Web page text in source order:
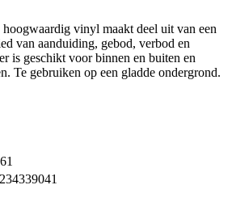
vinyl maakt deel uit van een
van aanduiding, gebod, verbod en
is geschikt voor binnen en buiten en
Te gebruiken op een gladde ondergrond.